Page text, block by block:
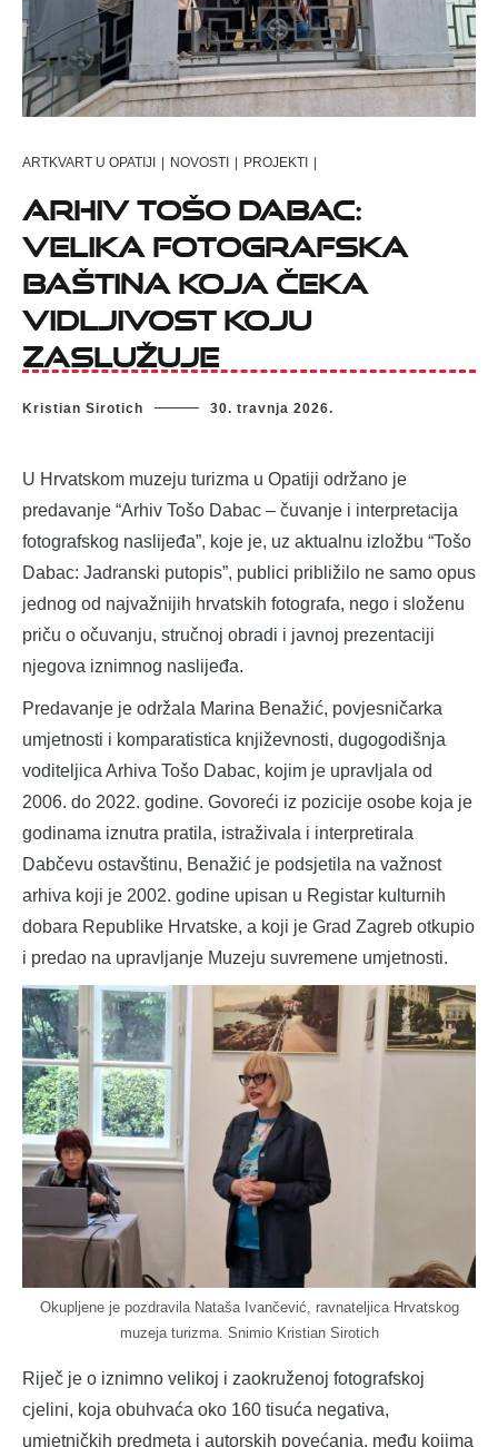
ARTKVART U OPATIJI | NOVOSTI | PROJEKTI |
Arhiv Tošo Dabac:
velika fotografska
baština koja čeka
vidljivost koju
zaslužuje
Kristian Sirotich 30. travnja 2026.
U Hrvatskom muzeju turizma u Opatiji održano je
predavanje “Arhiv Tošo Dabac – čuvanje i interpretacija
fotografskog naslijeđa”, koje je, uz aktualnu izložbu “Tošo
Dabac: Jadranski putopis”, publici približilo ne samo opus
jednog od najvažnijih hrvatskih fotografa, nego i složenu
priču o očuvanju, stručnoj obradi i javnoj prezentaciji
njegova iznimnog naslijeđa.
Predavanje je održala Marina Benažić, povjesničarka
umjetnosti i komparatistica književnosti, dugogodišnja
voditeljica Arhiva Tošo Dabac, kojim je upravljala od
2006. do 2022. godine. Govoreći iz pozicije osobe koja je
godinama iznutra pratila, istraživala i interpretirala
Dabčevu ostavštinu, Benažić je podsjetila na važnost
arhiva koji je 2002. godine upisan u Registar kulturnih
dobara Republike Hrvatske, a koji je Grad Zagreb otkupio
i predao na upravljanje Muzeju suvremene umjetnosti.
Okupljene je pozdravila Nataša Ivančević, ravnateljica Hrvatskog
muzeja turizma. Snimio Kristian Sirotich
Riječ je o iznimno velikoj i zaokruženoj fotografskoj
cjelini, koja obuhvaća oko 160 tisuća negativa,
umjetničkih predmeta i autorskih povećanja, među kojima